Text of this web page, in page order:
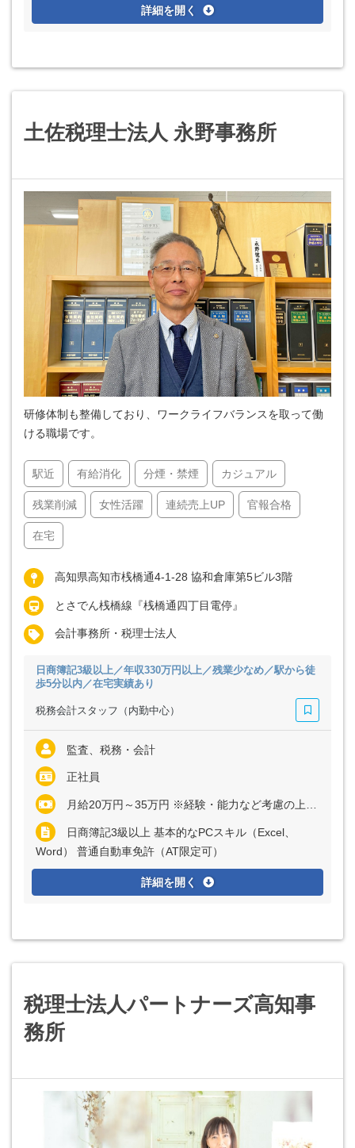
詳細を開く
土佐税理士法人 永野事務所
研修体制も整備しており、ワークライフバランスを取って働
ける職場です。
駅近 有給消化 分煙・禁煙 カジュアル
残業削減 女性活躍 連続売上UP 官報合格
在宅
高知県高知市桟橋通4-1-28 協和倉庫第5ビル3階
とさでん桟橋線『桟橋通四丁目電停』
会計事務所・税理士法人
日商簿記3級以上／年収330万円以上／残業少なめ／駅から徒
歩5分以内／在宅実績あり
税務会計スタッフ（内勤中心）
監査、税務・会計
正社員
月給20万円～35万円 ※経験・能力など考慮の上、決定いたします ※残業代は全額支給
日商簿記3級以上 基本的なPCスキル（Excel、
Word） 普通自動車免許（AT限定可）
詳細を開く
税理士法人パートナーズ高知事
務所